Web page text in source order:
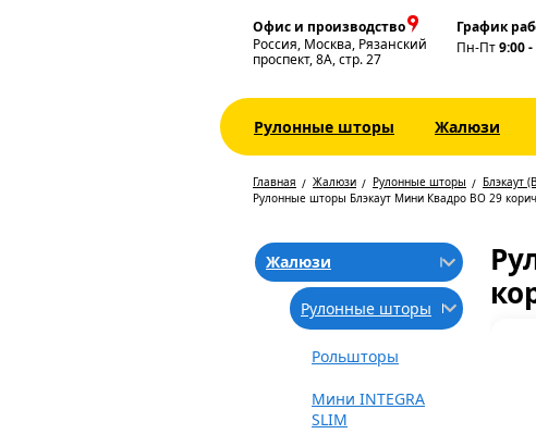
Офис и производство
Россия, Москва, Рязанский
проспект, 8А, стр. 27
График
Пн-Пт9:00
Рулонные шторы Жалюзи
Главная Жалюзи Рулонные шторы
Блэкаут
Рулонные шторы Блэкаут Мини Квадро BO 29
Жалюзи
Рулонные шторы
Рольшторы
Мини INTEGRA
SLIM